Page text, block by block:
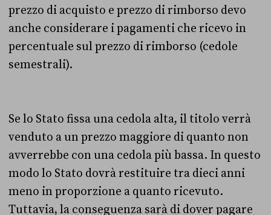
prezzo di acquisto e prezzo di rimborso devo
anche considerare i pagamenti che ricevo in
percentuale sul prezzo di rimborso (cedole
semestrali).
Se lo Stato fissa una cedola alta, il titolo verrà
venduto a un prezzo maggiore di quanto non
avverrebbe con una cedola più bassa. In questo
modo lo Stato dovrà restituire tra dieci anni
meno in proporzione a quanto ricevuto.
Tuttavia, la conseguenza sarà di dover pagare